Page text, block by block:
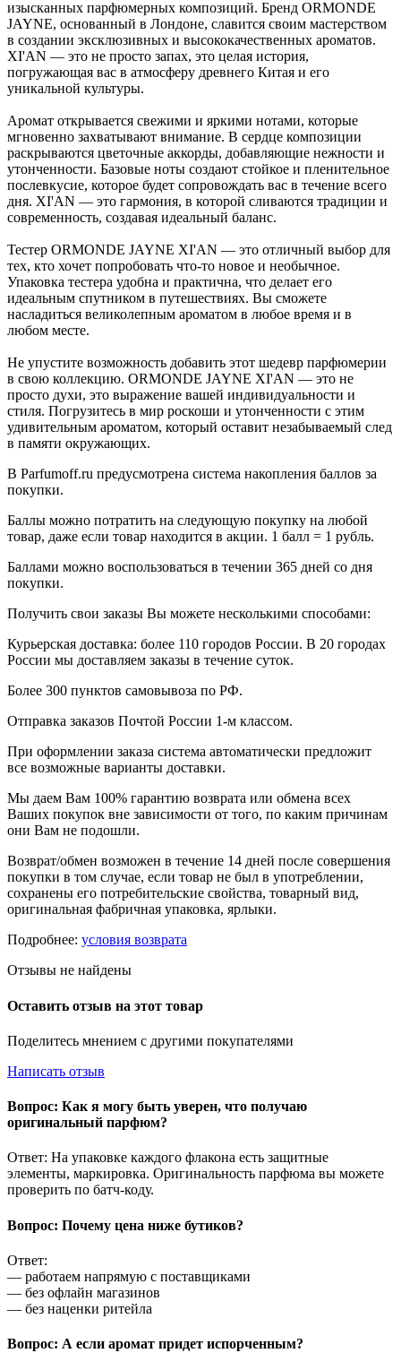
изысканных парфюмерных композиций. Бренд ORMONDE
JAYNE, основанный в Лондоне, славится своим мастерством
в создании эксклюзивных и высококачественных ароматов.
XI'AN — это не просто запах, это целая история,
погружающая вас в атмосферу древнего Китая и его
уникальной культуры.
Аромат открывается свежими и яркими нотами, которые
мгновенно захватывают внимание. В сердце композиции
раскрываются цветочные аккорды, добавляющие нежности и
утонченности. Базовые ноты создают стойкое и пленительное
послевкусие, которое будет сопровождать вас в течение всего
дня. XI'AN — это гармония, в которой сливаются традиции и
современность, создавая идеальный баланс.
Тестер ORMONDE JAYNE XI'AN — это отличный выбор для
тех, кто хочет попробовать что-то новое и необычное.
Упаковка тестера удобна и практична, что делает его
идеальным спутником в путешествиях. Вы сможете
насладиться великолепным ароматом в любое время и в
любом месте.
Не упустите возможность добавить этот шедевр парфюмерии
в свою коллекцию. ORMONDE JAYNE XI'AN — это не
просто духи, это выражение вашей индивидуальности и
стиля. Погрузитесь в мир роскоши и утонченности с этим
удивительным ароматом, который оставит незабываемый след
в памяти окружающих.
В Parfumoff.ru предусмотрена система накопления баллов за
покупки.
Баллы можно потратить на следующую покупку на любой
товар, даже если товар находится в акции. 1 балл = 1 рубль.
Баллами можно воспользоваться в течении 365 дней со дня
покупки.
Получить свои заказы Вы можете несколькими способами:
Курьерская доставка: более 110 городов России. В 20 городах
России мы доставляем заказы в течение суток.
Более 300 пунктов самовывоза по РФ.
Отправка заказов Почтой России 1-м классом.
При оформлении заказа система автоматически предложит
все возможные варианты доставки.
Мы даем Вам 100% гарантию возврата или обмена всех
Ваших покупок вне зависимости от того, по каким причинам
они Вам не подошли.
Возврат/обмен возможен в течение 14 дней после совершения
покупки в том случае, если товар не был в употреблении,
сохранены его потребительские свойства, товарный вид,
оригинальная фабричная упаковка, ярлыки.
Подробнее: условия возврата
Отзывы не найдены
Оставить отзыв на этот товар
Поделитесь мнением с другими покупателями
Написать отзыв
Вопрос: Как я могу быть уверен, что получаю
оригинальный парфюм?
Ответ: На упаковке каждого флакона есть защитные
элементы, маркировка. Оригинальность парфюма вы можете
проверить по батч-коду.
Вопрос: Почему цена ниже бутиков?
Ответ:
— работаем напрямую с поставщиками
— без офлайн магазинов
— без наценки ритейла
Вопрос: А если аромат придет испорченным?